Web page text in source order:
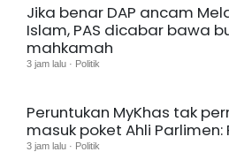
Jika benar DAP ancam
Islam, PAS dicabar bawa
mahkamah
3 jam lalu · Politik
Peruntukan MyKhas tak
masuk poket Ahli Parlimen:
3 jam lalu · Politik